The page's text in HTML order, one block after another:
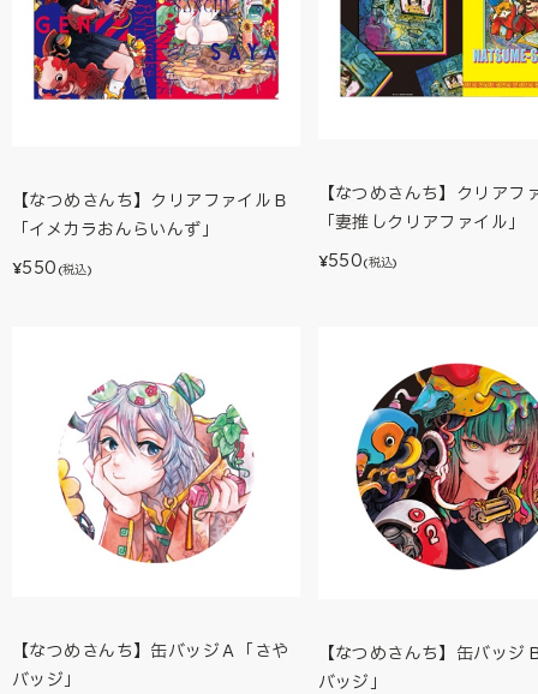
【なつめさんち】クリアファイルＢ
「イメカラおんらいんず」
¥550 (税込)
【なつめさんち】クリアフ
「妻推しクリアファイル」
¥550(税込)
【なつめさんち】缶バッジＡ「さや
バッジ」
【なつめさんち】缶バッジ
バッジ」